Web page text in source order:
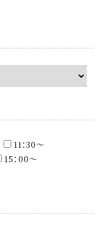
11：30〜
15：00〜